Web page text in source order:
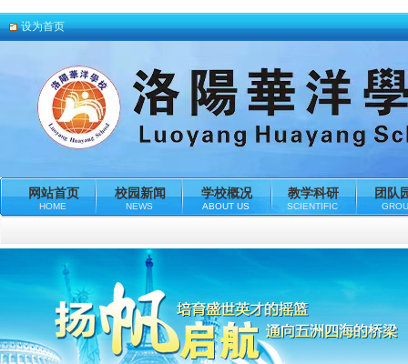
设为首页
网站首页
HOME
校园新闻
NEWS
学校概况
ABOUT US
教学科研
SCIENTIFIC
团队